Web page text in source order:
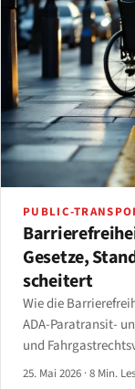
PUBLIC-
Gesetze,
scheitert
Wie die
ADA-Paratransit-
und
und die Lücken
25. Mai 2026 ·8 Min.